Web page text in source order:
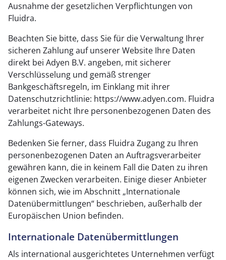
Ausnahme der gesetzlichen Verpflichtungen von
Fluidra.
Beachten Sie bitte, dass Sie für die Verwaltung Ihrer
sicheren Zahlung auf unserer Website Ihre Daten
direkt bei Adyen B.V. angeben, mit sicherer
Verschlüsselung und gemäß strenger
Bankgeschäftsregeln, im Einklang mit ihrer
Datenschutzrichtlinie: https://www.adyen.com. Fluidra
verarbeitet nicht Ihre personenbezogenen Daten des
Zahlungs-Gateways.
Bedenken Sie ferner, dass Fluidra Zugang zu Ihren
personenbezogenen Daten an Auftragsverarbeiter
gewähren kann, die in keinem Fall die Daten zu ihren
eigenen Zwecken verarbeiten. Einige dieser Anbieter
können sich, wie im Abschnitt „Internationale
Datenübermittlungen“ beschrieben, außerhalb der
Europäischen Union befinden.
Internationale Datenübermittlungen
Als international ausgerichtetes Unternehmen verfügt